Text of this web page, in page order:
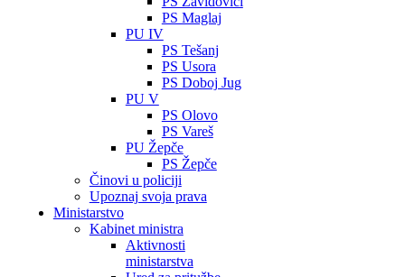
PS Maglaj
PU IV
PS Tešanj
PS Usora
PS Doboj Jug
PU V
PS Olovo
PS Vareš
PU Žepče
PS Žepče
Činovi u policiji
Upoznaj svoja prava
Ministarstvo
Kabinet ministra
Aktivnosti
ministarstva